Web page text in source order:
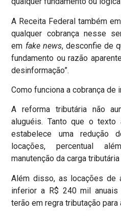
A Receita Federal também
qualquer cobrança nesse
em fake news, desconfie de
fundamento ou razão
desinformação”.
Como funciona a cobrança de
A reforma tributária não
aluguéis. Tanto que o texto
estabelece uma redução
locações, percentual
manutenção da carga
Além disso, as locações de
inferior a R$ 240 mil
terão em regra tributação